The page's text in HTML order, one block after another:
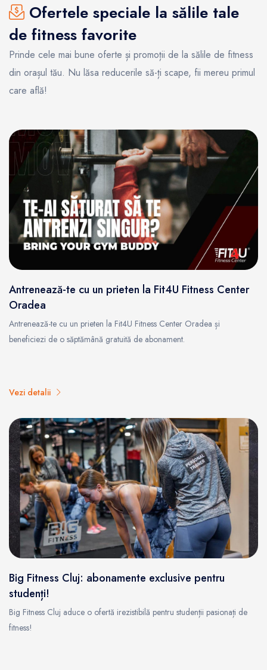
Ofertele speciale la sălile tale
de fitness favorite
Prinde cele mai bune oferte și promoții de la sălile de fitness
din orașul tău. Nu lăsa reducerile să-ți scape, fii mereu primul
care află!
Antrenează-te cu un prieten la Fit4U Fitness Center
Oradea
Antrenează-te cu un prieten la Fit4U Fitness Center Oradea și
beneficiezi de o săptămână gratuită de abonament.
Vezi detalii
Big Fitness Cluj: abonamente exclusive pentru
studenți!
Big Fitness Cluj aduce o ofertă irezistibilă pentru studenții pasionați de
fitness!